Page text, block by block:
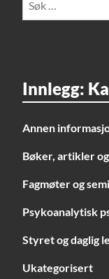
etter:
Innlegg:
Annen
Bøker, artikler
Fagmøter og
Psykoanalytisk
Styret og daglig
Ukategorisert